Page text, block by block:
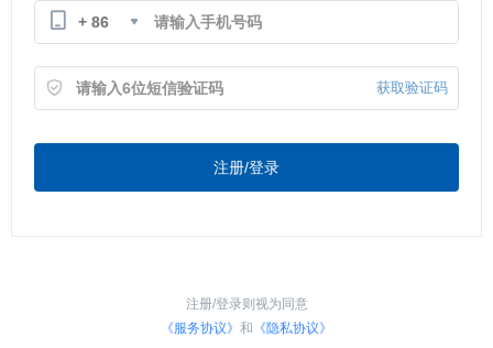
+ 86
获取验证码
注册/登录
注册/登录则视为同意
《服务协议》 和 《隐私协议》